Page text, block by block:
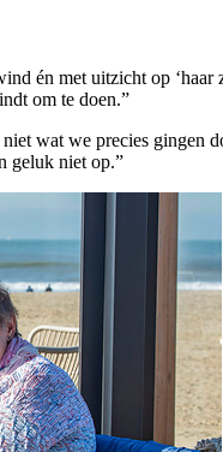
én met uitzicht op ‘haar
om te doen.”
wat we precies gingen
geluk niet op.”